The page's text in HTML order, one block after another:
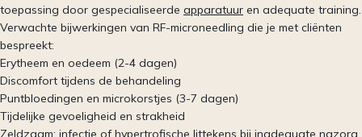
toepassing door gespecialiseerde apparatuur en adequate training.
Verwachte bijwerkingen van RF-microneedling die je met cliënten
bespreekt:
Erytheem en oedeem (2-4 dagen)
Discomfort tijdens de behandeling
Puntbloedingen en microkorstjes (3-7 dagen)
Tijdelijke gevoeligheid en strakheid
Zeldzaam: infectie of hypertrofische littekens bij inadequate nazorg